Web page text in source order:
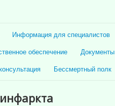
Информация для специалистов
обеспечение Документы
Бессмертный полк